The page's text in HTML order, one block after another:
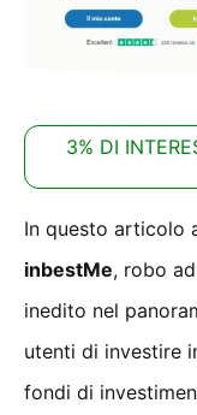
3% DI
In questo articolo
inbestMe, robo
inedito nel
utenti di investire
fondi di